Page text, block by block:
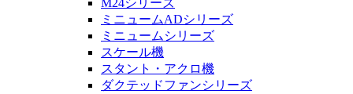
M24シリーズ
ミニュームADシリーズ
ミニュームシリーズ
スケール機
スタント・アクロ機
ダクテッドファンシリーズ